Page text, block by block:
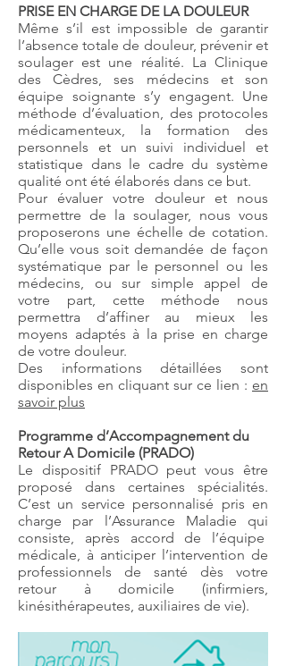
PRISE EN CHARGE DE LA DOULEUR
Même s’il est impossible de garantir
l’absence totale de douleur, prévenir et
soulager est une réalité. La Clinique
des Cèdres, ses médecins et son
équipe soignante s’y engagent. Une
méthode d’évaluation, des protocoles
médicamenteux, la formation des
personnels et un suivi individuel et
statistique dans le cadre du système
qualité ont été élaborés dans ce but.
Pour évaluer votre douleur et nous
permettre de la soulager, nous vous
proposerons une échelle de cotation.
Qu’elle vous soit demandée de façon
systématique par le personnel ou les
médecins, ou sur simple appel de
votre part, cette méthode nous
permettra d’affiner au mieux les
moyens adaptés à la prise en charge
de votre douleur.
Des informations détaillées sont
disponibles en cliquant sur ce lien : en
savoir plus
Programme d’Accompagnement du
Retour A Domicile (PRADO)
Le dispositif PRADO peut vous être
proposé dans certaines spécialités.
C’est un service personnalisé pris en
charge par l’Assurance Maladie qui
consiste, après accord de l’équipe
médicale, à anticiper l’intervention de
professionnels de santé dès votre
retour à domicile (infirmiers,
kinésithérapeutes, auxiliaires de vie).